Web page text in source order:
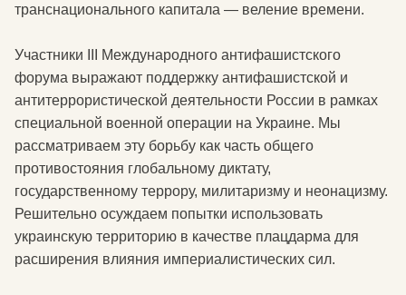
транснационального капитала — веление времени.
Участники III Международного антифашистского
форума выражают поддержку антифашистской и
антитеррористической деятельности России в рамках
специальной военной операции на Украине. Мы
рассматриваем эту борьбу как часть общего
противостояния глобальному диктату,
государственному террору, милитаризму и неонацизму.
Решительно осуждаем попытки использовать
украинскую территорию в качестве плацдарма для
расширения влияния империалистических сил.